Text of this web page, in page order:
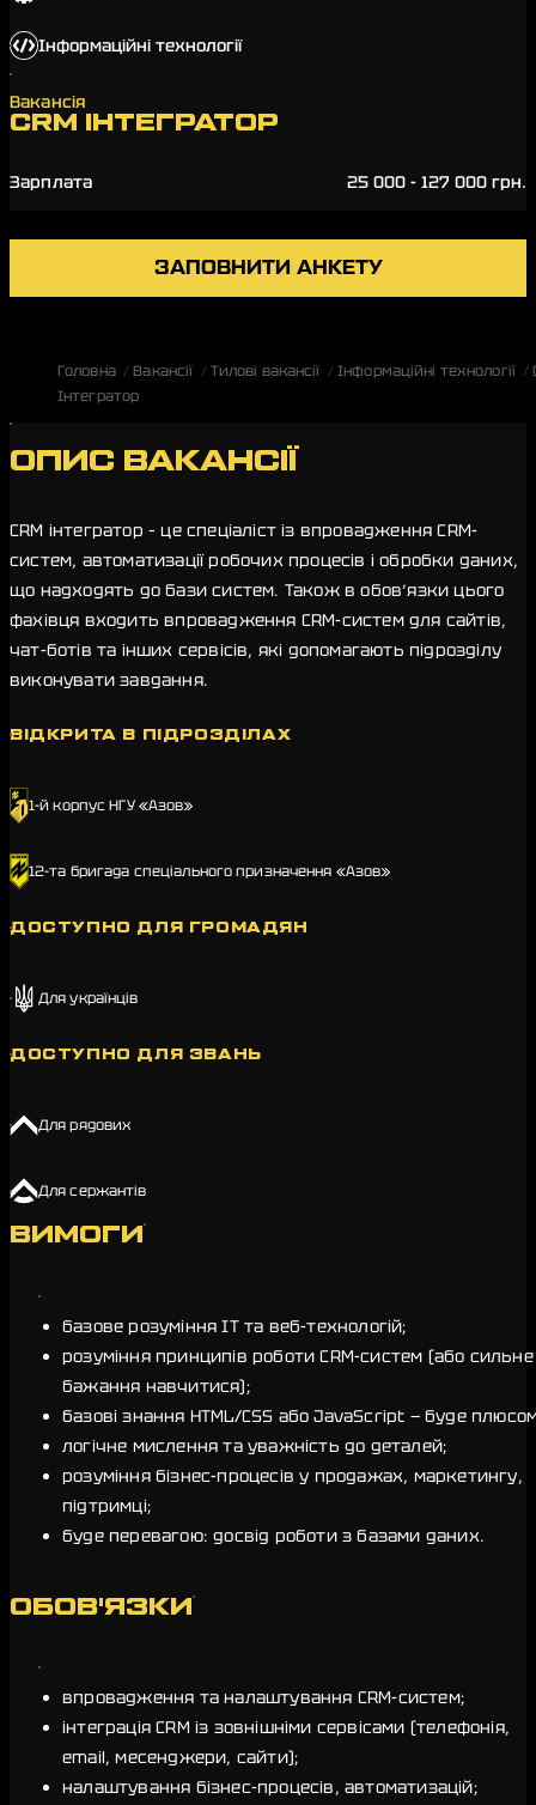
Інформаційні технології
Вакансія
CRM ІНТЕГРАТОР
Зарплата 25 000 - 127 000 грн.
ЗАПОВНИТИ АНКЕТУ
Головна Вакансії Тилові вакансії Інформаційні технології
Інтегратор
ОПИС ВАКАНСІЇ
CRM інтегратор – це спеціаліст із впровадження CRM-
систем, автоматизації робочих процесів і обробки даних,
що надходять до бази систем. Також в обов’язки цього
фахівця входить впровадження CRM-систем для сайтів,
чат-ботів та інших сервісів, які допомагають підрозділу
виконувати завдання.
ВІДКРИТА В ПІДРОЗДІЛАХ
1-й корпус НГУ «Азов»
12-та бригада спеціального призначення «Азов»
ДОСТУПНО ДЛЯ ГРОМАДЯН
Для українців
ДОСТУПНО ДЛЯ ЗВАНЬ
Для рядових
Для сержантів
ВИМОГИ
базове розуміння IT та веб-технологій;
розуміння принципів роботи CRM-систем (або сильне
бажання навчитися);
базові знання HTML/CSS або JavaScript — буде
логічне мислення та уважність до деталей;
розуміння бізнес-процесів у продажах, маркетингу,
підтримці;
буде перевагою: досвід роботи з базами даних.
ОБОВ'ЯЗКИ
впровадження та налаштування CRM-систем;
інтеграція CRM із зовнішніми сервісами (телефонія,
email, месенджери, сайти);
налаштування бізнес-процесів, автоматизацій;